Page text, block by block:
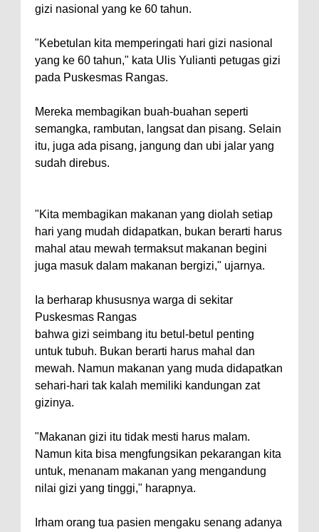
gizi nasional yang ke 60 tahun.
"Kebetulan kita memperingati hari gizi nasional
yang ke 60 tahun," kata Ulis Yulianti petugas gizi
pada Puskesmas Rangas.
Mereka membagikan buah-buahan seperti
semangka, rambutan, langsat dan pisang. Selain
itu, juga ada pisang, jangung dan ubi jalar yang
sudah direbus.
"Kita membagikan makanan yang diolah setiap
hari yang mudah didapatkan, bukan berarti harus
mahal atau mewah termaksut makanan begini
juga masuk dalam makanan bergizi," ujarnya.
Ia berharap khususnya warga di sekitar
Puskesmas Rangas
bahwa gizi seimbang itu betul-betul penting
untuk tubuh. Bukan berarti harus mahal dan
mewah. Namun makanan yang muda didapatkan
sehari-hari tak kalah memiliki kandungan zat
gizinya.
"Makanan gizi itu tidak mesti harus malam.
Namun kita bisa mengfungsikan pekarangan kita
untuk, menanam makanan yang mengandung
nilai gizi yang tinggi," harapnya.
Irham orang tua pasien mengaku senang adanya